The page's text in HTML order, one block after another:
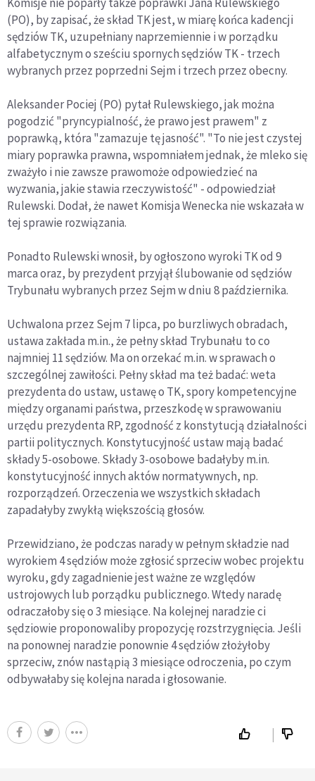
(PO), by zapisać, że skład TK jest, w miarę końca kadencji
sędziów TK, uzupełniany naprzemiennie i w porządku
alfabetycznym o sześciu spornych sędziów TK - trzech
wybranych przez poprzedni Sejm i trzech przez obecny.
Aleksander Pociej (PO) pytał Rulewskiego, jak można
pogodzić "pryncypialność, że prawo jest prawem" z
poprawką, która "zamazuje tę jasność". "To nie jest czystej
miary poprawka prawna, wspomniałem jednak, że mleko się
zważyło i nie zawsze prawomoże odpowiedzieć na
wyzwania, jakie stawia rzeczywistość" - odpowiedział
Rulewski. Dodał, że nawet Komisja Wenecka nie wskazała w
tej sprawie rozwiązania.
Ponadto Rulewski wnosił, by ogłoszono wyroki TK od 9
marca oraz, by prezydent przyjął ślubowanie od sędziów
Trybunału wybranych przez Sejm w dniu 8 października.
Uchwalona przez Sejm 7 lipca, po burzliwych obradach,
ustawa zakłada m.in., że pełny skład Trybunału to co
najmniej 11 sędziów. Ma on orzekać m.in. w sprawach o
szczególnej zawiłości. Pełny skład ma też badać: weta
prezydenta do ustaw, ustawę o TK, spory kompetencyjne
między organami państwa, przeszkodę w sprawowaniu
urzędu prezydenta RP, zgodność z konstytucją działalności
partii politycznych. Konstytucyjność ustaw mają badać
składy 5-osobowe. Składy 3-osobowe badałyby m.in.
konstytucyjność innych aktów normatywnych, np.
rozporządzeń. Orzeczenia we wszystkich składach
zapadałyby zwykłą większością głosów.
Przewidziano, że podczas narady w pełnym składzie nad
wyrokiem 4 sędziów może zgłosić sprzeciw wobec projektu
wyroku, gdy zagadnienie jest ważne ze względów
ustrojowych lub porządku publicznego. Wtedy naradę
odraczałoby się o 3 miesiące. Na kolejnej naradzie ci
sędziowie proponowaliby propozycję rozstrzygnięcia. Jeśli
na ponownej naradzie ponownie 4 sędziów złożyłoby
sprzeciw, znów nastąpią 3 miesiące odroczenia, po czym
odbywałaby się kolejna narada i głosowanie.